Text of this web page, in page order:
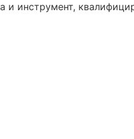
и инструмент,